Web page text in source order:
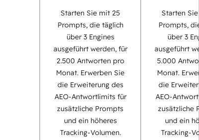
Starten Sie mit 25
Prompts, die täglich
über 3 Engines
ausgeführt werden, für
2.500 Antworten pro
Monat. Erwerben Sie
die Erweiterung des
AEO-Antwortlimits für
zusätzliche Prompts
und ein höheres
Tracking-Volumen.
Starten
Prompts,
über 3
ausgeführt
5.000
Monat.
die
AEO-
zusätzliche
und ein
Tracking-